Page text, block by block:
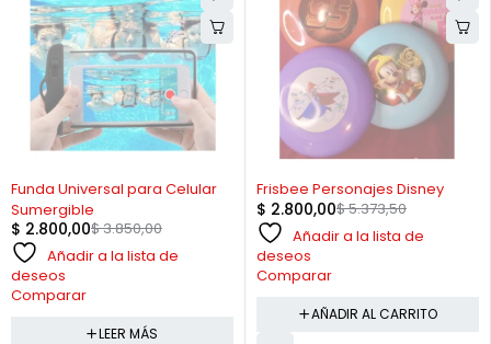
Funda Universal para Celular
Sumergible
$3.850,00
$ 2.800,00
Añadir a la lista de
deseos
Comparar
LEER MÁS
Frisbee Personajes Disney
$5.373,50
$ 2.800,00
Añadir a la lista de
deseos
Comparar
AÑADIR AL CARRITO